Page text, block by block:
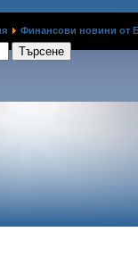
Финансови новини от